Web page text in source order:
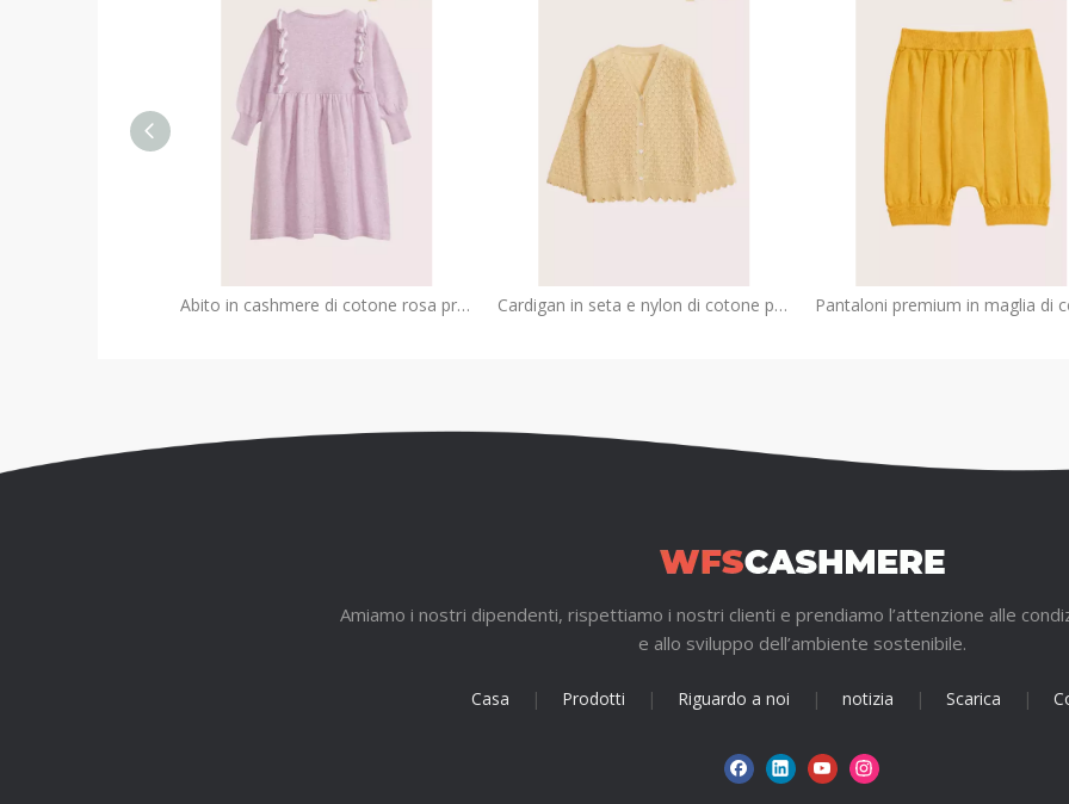
Abito in cashmere di cotone rosa premium per bambini | Produttore OEM di maglieria per ragazza di lusso Cardigan in seta e nylon di cotone premium per bambini | OEM di abbigliamento per bambini di lusso durevole
Amiamo i nostri dipendenti, rispettiamo i nostri clienti e prendiamo l’attenzione alle
e allo sviluppo dell’ambiente sostenibile.
Casa | Prodotti | Riguardo a noi | notizia | Scarica |